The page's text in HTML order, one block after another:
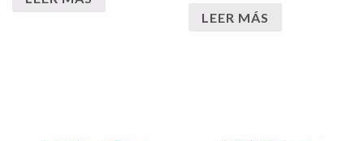
LEER MÁS